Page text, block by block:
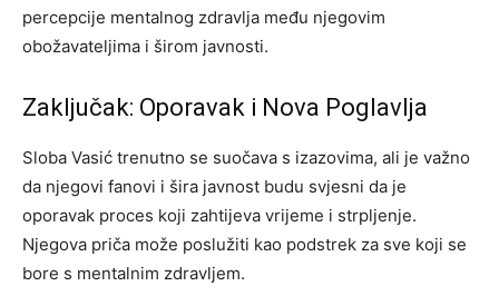
percepcije mentalnog zdravlja među njegovim
obožavateljima i širom javnosti.
Zaključak: Oporavak i Nova Poglavlja
Sloba Vasić trenutno se suočava s izazovima, ali je važno
da njegovi fanovi i šira javnost budu svjesni da je
oporavak proces koji zahtijeva vrijeme i strpljenje.
Njegova priča može poslužiti kao podstrek za sve koji se
bore s mentalnim zdravljem.